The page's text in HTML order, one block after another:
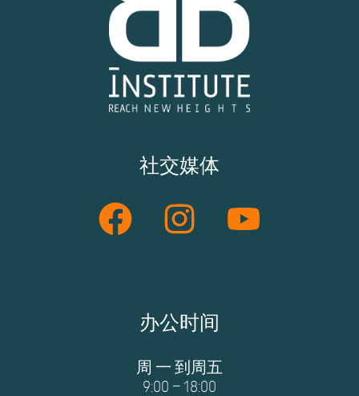
社交媒体
办公时间
周 一 到周五
9:00 – 18:00